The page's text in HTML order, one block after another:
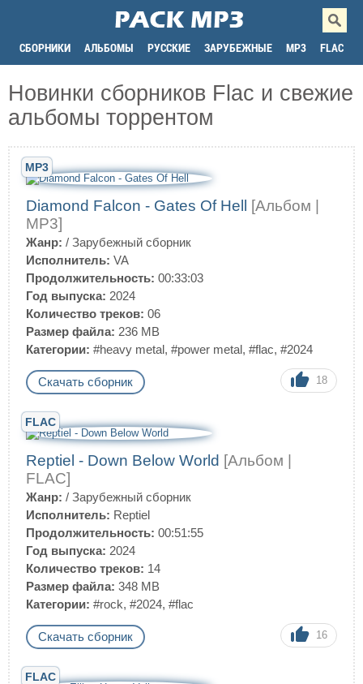
СБОРНИКИ АЛЬБОМЫ РУССКИЕ ЗАРУБЕЖНЫЕ MP3 FLAC
Новинки сборников Flac и свежие
альбомы торрентом
MP3
Diamond Falcon - Gates Of Hell
[Альбом |
MP3]
Жанр: / Зарубежный сборник
Исполнитель: VA
Продолжительность: 00:33:03
Год выпуска: 2024
Количество треков: 06
Размер файла: 236 MB
Категории: #heavy metal, #power metal, #flac, #2024
Скачать сборник 18
FLAC
Reptiel - Down Below World [Альбом |
FLAC]
Жанр: / Зарубежный сборник
Исполнитель: Reptiel
Продолжительность: 00:51:55
Год выпуска: 2024
Количество треков: 14
Размер файла: 348 MB
Категории: #rock, #2024, #flac
Скачать сборник 16
FLAC